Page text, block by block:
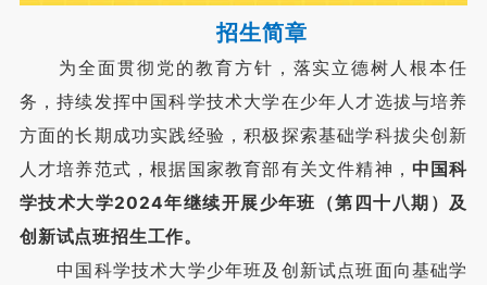
招生简章
为全面贯彻党的教育方针，落实立德树人根本任
务，持续发挥中国科学技术大学在少年人才选拔与培养
方面的长期成功实践经验，积极探索基础学科拔尖创新
人才培养范式，根据国家教育部有关文件精神， 中国科
学技术大学2024年继续开展少年班（第四十八期）及
创新试点班招生工作。
中国科学技术大学少年班及创新试点班面向基础学